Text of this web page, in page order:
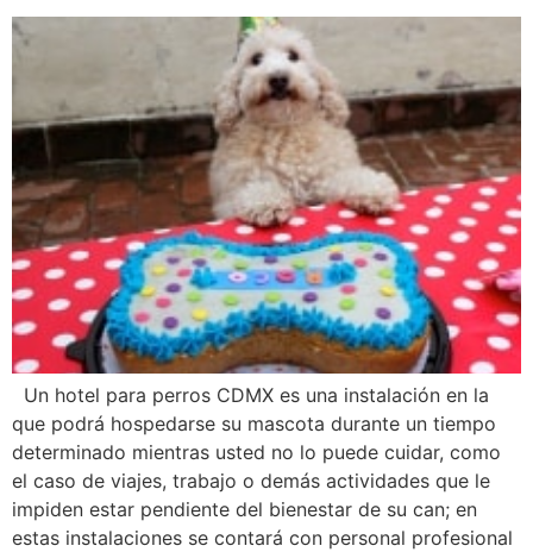
Un hotel para perros CDMX es una instalación en la
que podrá hospedarse su mascota durante un tiempo
determinado mientras usted no lo puede cuidar, como
el caso de viajes, trabajo o demás actividades que le
impiden estar pendiente del bienestar de su can; en
estas instalaciones se contará con personal profesional